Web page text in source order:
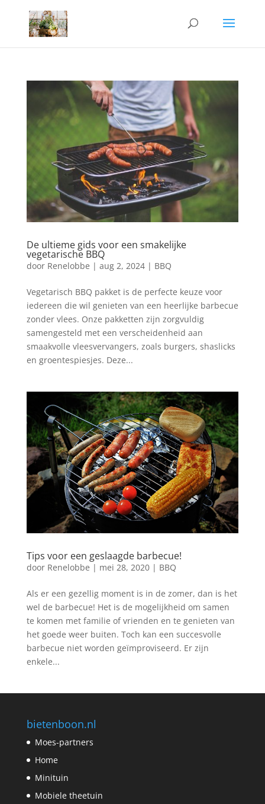
De ultieme gids voor een smakelijke
vegetarische BBQ
door Renelobbe | aug 2, 2024| BBQ
Vegetarisch BBQ pakket is de perfecte keuze voor
iedereen die wil genieten van een heerlijke barbecue
zonder vlees. Onze pakketten zijn zorgvuldig
samengesteld met een verscheidenheid aan
smaakvolle vleesvervangers, zoals burgers, shaslicks
en groentespiesjes. Deze...
Tips voor een geslaagde barbecue!
door Renelobbe | mei 28, 2020| BBQ
Als er een gezellig moment is in de zomer, dan is het
wel de barbecue! Het is de mogelijkheid om samen
te komen met familie of vrienden en te genieten van
het goede weer buiten. Toch kan een succesvolle
barbecue niet worden geïmproviseerd. Er zijn
enkele...
bietenboon.nl
Moes-partners
Home
Minituin
Mobiele theetuin